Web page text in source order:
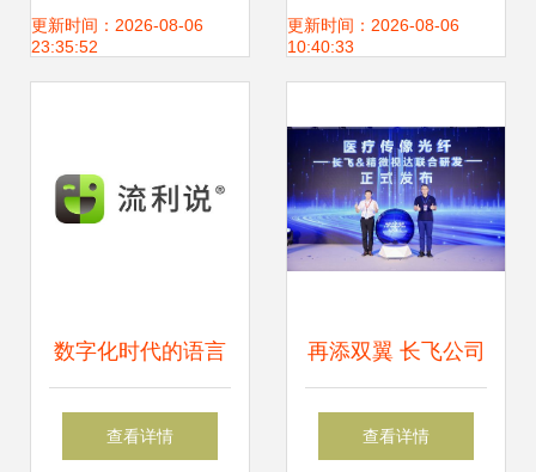
凡时刻
更新时间：2026-08-06
23:35:52
定制 传统与现代的
更新时间：2026-08-06
10:40:33
数字化时代的语言
学习革新 上海流利
查看详情
再添双翼 长飞公司
新品引领通信与医
查看详情